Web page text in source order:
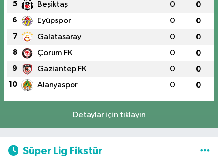
5 Beşiktaş 0 0
6 Eyüpspor 0 0
7 Galatasaray 0 0
8 Çorum FK 0 0
9 Gaziantep FK 0 0
10 Alanyaspor 0 0
Detaylar için tıklayın
Süper Lig Fikstür